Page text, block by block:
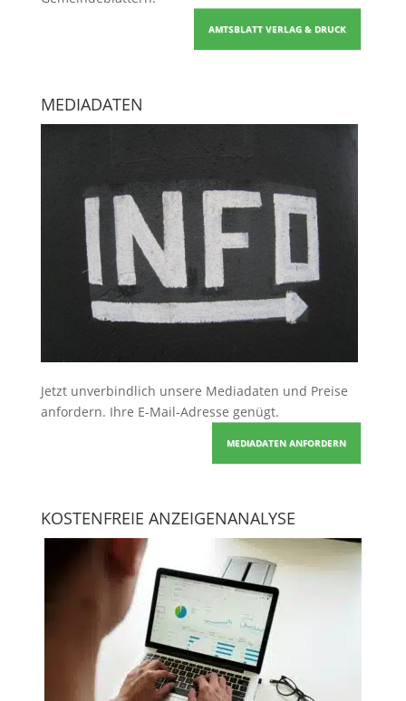
AMTSBLATT VERLAG & DRUCK
MEDIADATEN
Jetzt unverbindlich unsere Mediadaten und Preise
anfordern. Ihre E-Mail-Adresse genügt.
MEDIADATEN ANFORDERN
KOSTENFREIE ANZEIGENANALYSE